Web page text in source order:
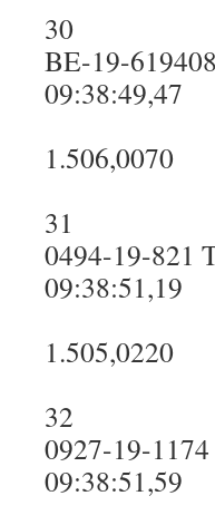
30
BE-19-
09:38:49,47
1.506,0070
31
0494-19-821
09:38:51,19
1.505,0220
32
0927-19-
09:38:51,59